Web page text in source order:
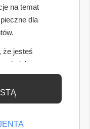
na temat
dla
że jesteś